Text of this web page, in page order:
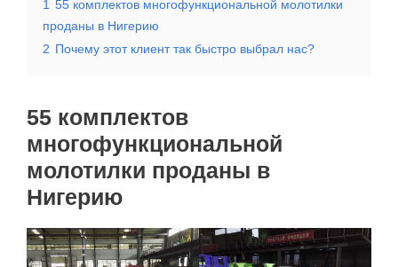
1 55 комплектов многофункциональной молотилки
проданы в Нигерию
2 Почему этот клиент так быстро выбрал нас?
55 комплектов
многофункциональной
молотилки проданы в
Нигерию